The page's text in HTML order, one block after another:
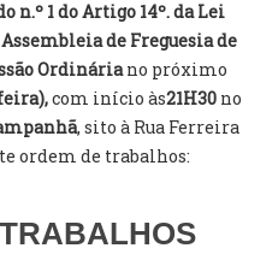
n.º 1 do Artigo 14º. da Lei
Assembleia de Freguesia de
Ordináriano próximo
com início às21H30 no
, sito à Rua Ferreira
ordem de trabalhos: